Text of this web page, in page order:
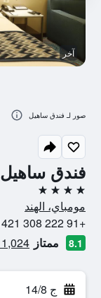
فندق ساهيل
4 نجوم
مومباي، الهند
+91 222 308 1421
8.1 ممتاز 1,024 من التقييمات تم التحقق منها
ج 14/8
آخر
صور لـ فندق ساهيل